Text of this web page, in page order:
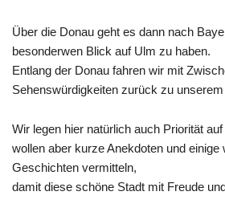
Über die Donau geht es dann nach
besonderwen Blick auf Ulm zu haben.
Entlang der Donau fahren wir mit
Sehenswürdigkeiten zurück zu
Wir legen hier natürlich auch Priorität
wollen aber kurze Anekdoten und einige
Geschichten vermitteln,
damit diese schöne Stadt mit Freude